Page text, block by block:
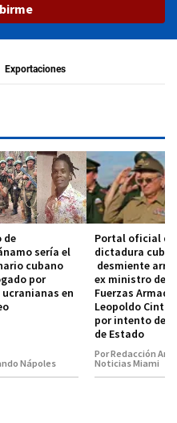
Exportaciones
de
sería el
cubano
por
en
Nápoles
Portal oficial
dictadura
desmiente
ex ministro de
Fuerzas
Leopoldo Cintra
por intento de
de Estado
Por Redacción
Noticias Miami